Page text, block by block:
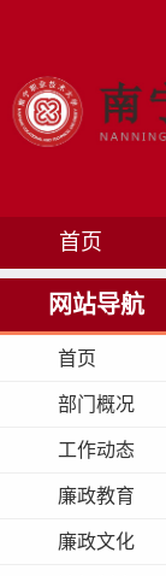
首页
网站导航
首页
部门概况
工作动态
廉政教育
廉政文化